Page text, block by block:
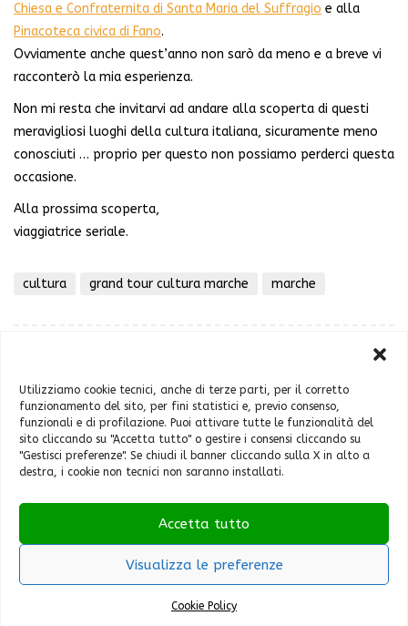
Utilizziamo cookie tecnici, anche di terze parti, per il corretto
funzionamento del sito, per fini statistici e, previo consenso,
funzionali e di profilazione. Puoi attivare tutte le funzionalità del
sito cliccando su "Accetta tutto" o gestire i consensi cliccando su
"Gestisci preferenze". Se chiudi il banner cliccando sulla X in alto a
destra, i cookie non tecnici non saranno installati.
Accetta tutto
Visualizza le preferenze
Cookie Policy
Chiesa e Confraternita di Santa Maria del Suffragio e alla
Pinacoteca civica di Fano.
Ovviamente anche quest’anno non sarò da meno e a breve vi
racconterò la mia esperienza.
Non mi resta che invitarvi ad andare alla scoperta di questi
meravigliosi luoghi della cultura italiana, sicuramente meno
conosciuti … proprio per questo non possiamo perderci questa
occasione.
Alla prossima scoperta,
viaggiatrice seriale.
cultura grand tour cultura marche marche
Chi sono
Contatti